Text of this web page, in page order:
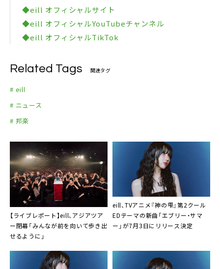
48814
チケット販売受付中
※予定枚数に到達次第販売終了
◆eill オフィシャルサイト
◆eill オフィシャルYouTubeチャンネル
◆eill オフィシャルTikTok
Related Tags 関連タグ
# eill
# ニュース
# 邦楽
【ライブレポート】eill、アジアツア
ー閉幕「みんなが前を向いて歩き出
せるように」
eill、TVアニメ『神の雫』第2クール
EDテーマの新曲「エブリー・サマ
ー」が7月3日にリリース決定